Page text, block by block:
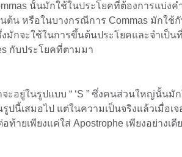
นั้นมักใช้ในประโยคที่ต้องการแบ่งค
นต้น หรือในบางกรณีการ Commas มักใช้
งมักจะใช้ในการขึ้นต้นประโยคและจำเป็น
กับประโยคที่ตามมา
จะอยู่ในรูปแบบ “ ‘S ” ซึ่งคนส่วนใหญ่นั้นมั
รูปนี้เสมอไป แต่ในความเป็นจริงแล้วเมื่อ
ท้ายเพียงแค่ใส่ Apostrophe เพียงอย่างเ